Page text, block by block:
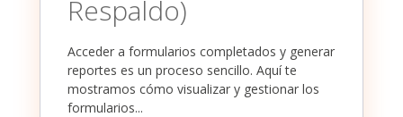
Respaldo)
Acceder a formularios completados y generar
reportes es un proceso sencillo. Aquí te
mostramos cómo visualizar y gestionar los
formularios...